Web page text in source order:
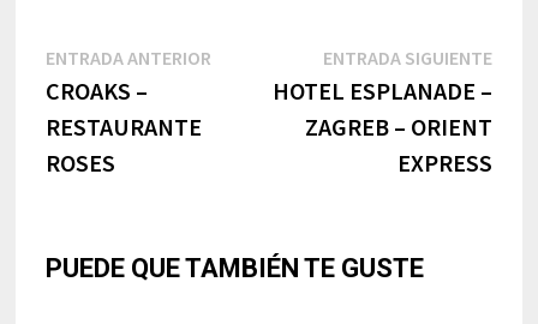
Navegación
de
entradas
ENTRADA ANTERIOREntrada
anterior:
CROAKS –
RESTAURANTE
ROSES
ENTRADA SIGUIENTE
HOTEL ESPLANADE –
ZAGREB – ORIENT
EXPRESS
PUEDE QUE TAMBIÉN TE GUSTE